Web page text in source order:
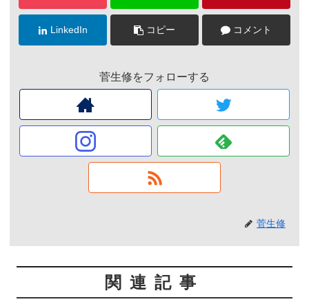
LinkedIn コピー コメント
菅生修をフォローする
菅生修
関連記事